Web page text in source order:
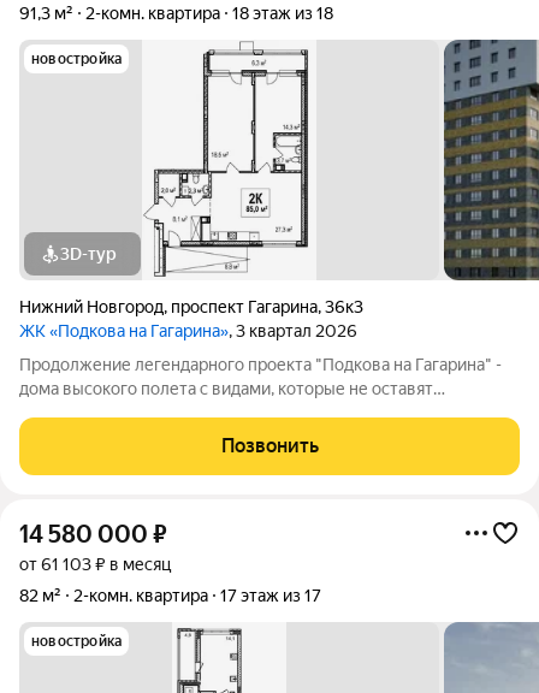
91,3 м²
2-комн. квартира 18 этаж из 18
новостройка
3D-тур
Нижний Новгород, проспект Гагарина,36к3
ЖК «Подкова на Гагарина», 3 квартал 2026
Продолжение легендарного проекта "Подкова на Гагарина" -
дома высокого полета с видами, которые не оставят
недалеко от университета им. Н.И. Лобачевского. Аллеи,
парки, велосипедные дорожки, лыжные
Позвонить
14 580 000 ₽
от 61 103 ₽ в месяц
82 м²
2-комн. квартира 17 этаж из 17
новостройка